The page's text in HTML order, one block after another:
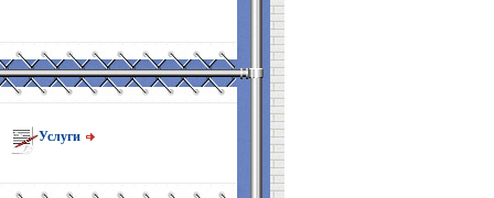
Услуги